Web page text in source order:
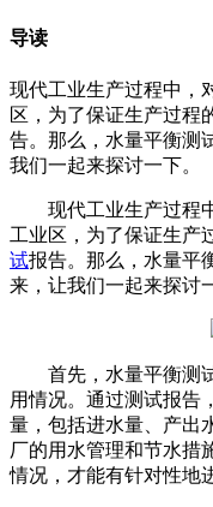
导读
现代工业生产过程中，
区，为了保证生产过程
告。那么，水量平衡测
我们一起来探讨一下。
现代工业生产过程中
工业区，为了保证生产
试报告。那么，水量平
来，让我们一起来探讨
首先，水量平衡测试
用情况。通过测试报告
量，包括进水量、产出
厂的用水管理和节水措
情况，才能有针对性地